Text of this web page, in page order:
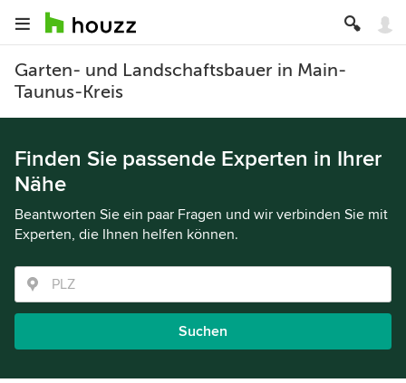
Garten- und Landschaftsbauer in Main-
Taunus-Kreis
Finden Sie passende Experten in Ihrer
Nähe
Beantworten Sie ein paar Fragen und wir verbinden Sie mit
Experten, die Ihnen helfen können.
Suchen